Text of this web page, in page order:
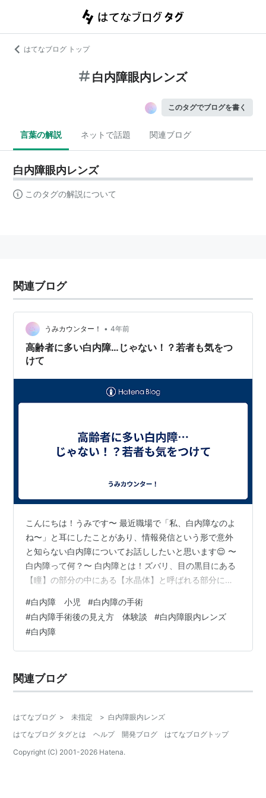
はてなブログ トップ
白内障眼内レンズ
このタグでブログを書く
言葉の解説 ネットで話題 関連ブログ
白内障眼内レンズ
このタグの解説について
関連ブログ
うみカウンター！ • 4年前
高齢者に多い白内障…じゃない！？若者も気をつ
けて
こんにちは！うみです〜 最近職場で「私、白内障なのよ
ね〜」と耳にしたことがあり、情報発信という形で意外
と知らない白内障についてお話ししたいと思います😌 〜
白内障って何？〜 白内障とは！ズバリ、目の黒目にある
【瞳】の部分の中にある【水晶体】と呼ばれる部分に白
ズ、見たものの光や物のをギュッと縮めて目の中の【網
膜】に映し出し脳内で処理。今私たちが見えているもの
は本来逆さになっているのです！ その逆さになっている
ときが水晶体の役割。白内障はその水晶体に白い濁りが
真っ白く見えてしまうわけです… 高齢者にな…
#白内障 小児 #白内障の手術
#白内障手術後の見え方 体験談 #白内障眼内レンズ
#白内障
関連ブログ
はてなブログ > 未指定 > 白内障眼内レンズ
はてなブログ タグとは
ヘルプ 開発ブログ
はてなブログトップ
Copyright (C) 2001-2026 Hatena.